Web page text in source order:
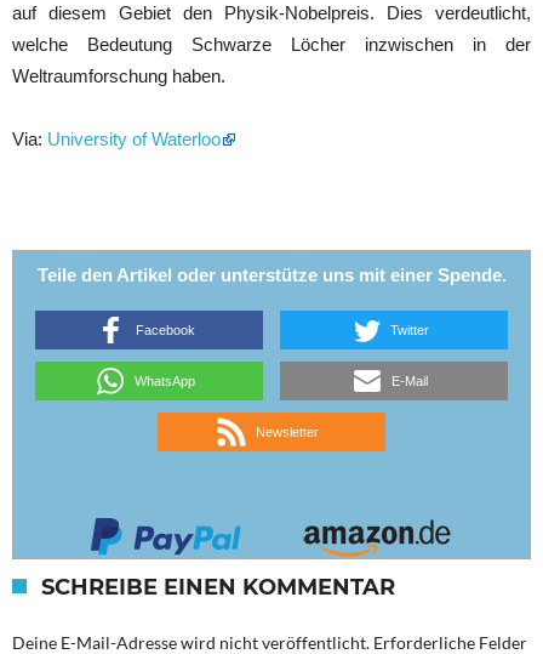
auf diesem Gebiet den Physik-Nobelpreis. Dies verdeutlicht,
welche Bedeutung Schwarze Löcher inzwischen in der
Weltraumforschung haben.
Via: University of Waterloo
Teile den Artikel oder unterstütze uns mit einer Spende.
Facebook Twitter
WhatsApp E-Mail
Newsletter
SCHREIBE EINEN KOMMENTAR
Deine E-Mail-Adresse wird nicht veröffentlicht. Erforderliche Felder